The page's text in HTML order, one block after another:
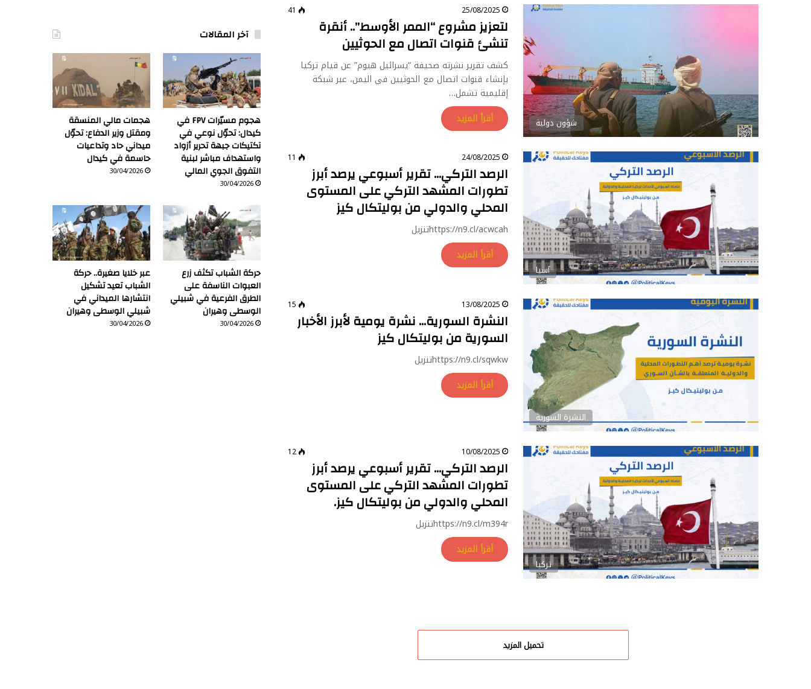
شؤون دولية
25/08/2025
41
لتعزيز مشروع “الممر الأوسط”.. أنقرة
تنشئ قنوات اتصال مع الحوثيين
كشف تقرير نشرته صحيفة “يسرائيل هيوم” عن قيام تركيا
بإنشاء قنوات اتصال مع الحوثيين في اليمن، عبر شبكة
إقليمية تشمل…
أقرأ المزيد
آسيا
24/08/2025
11
الرصد التركي… تقرير أسبوعي يرصد أبرز
تطورات المشهد التركي على المستوى
المحلي والدولي من بوليتكال كيز
https://n9.cl/acwcahتنزيل
أقرأ المزيد
النشرة السورية
13/08/2025
15
النشرة السورية… نشرة يومية لأبرز الأخبار
السورية من بوليتكال كيز
https://n9.cl/sqwkwتنزيل
أقرأ المزيد
تركيا
10/08/2025
12
الرصد التركي… تقرير أسبوعي يرصد أبرز
تطورات المشهد التركي على المستوى
المحلي والدولي من بوليتكال كيز.
https://n9.cl/m394rتنزيل
أقرأ المزيد
تحميل المزيد
آخر المقالات
هجوم مسيّرات FPV في
كيدال: تحوّل نوعي في
تكتيكات جبهة تحرير أزواد
واستهداف مباشر لبنية
التفوق الجوي المالي
30/04/2026
هجمات مالي المنسقة
ومقتل وزير الدفاع: تحوّل
ميداني حاد وتداعيات
حاسمة في كيدال
30/04/2026
حركة الشباب تكثف زرع
العبوات الناسفة على
الطرق الفرعية في شبيلي
الوسطى وهيران
30/04/2026
عبر خلايا صغيرة.. حركة
الشباب تعيد تشكيل
انتشارها الميداني في
شبيلي الوسطى وهيران
30/04/2026